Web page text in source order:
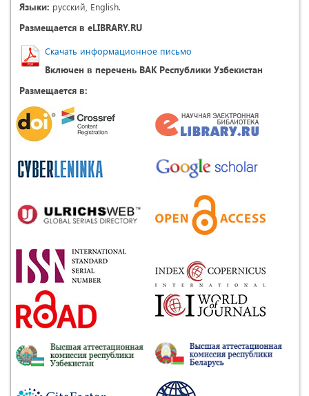
Языки: русский, English.
Размещается в eLIBRARY.RU
Скачать информационное письмо
Включен в перечень ВАК Республики Узбекистан
Размещается в: